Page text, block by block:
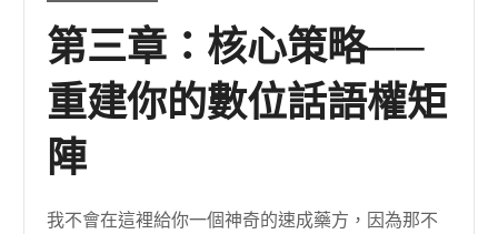
第三章：核心策略──
重建你的數位話語權矩
陣
我不會在這裡給你一個神奇的速成藥方，因為那不